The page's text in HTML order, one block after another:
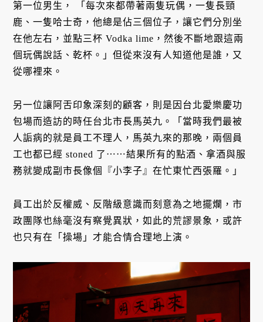
第一位男生， 「每次來都帶著兩隻玩偶，一隻長頸
鹿、一隻哈士奇，他總是佔三個位子，讓它們分別坐
在他左右，並點三杯 Vodka lime，然後不斷地跟這兩
個玩偶說話、乾杯。」但從來沒有人知道他是誰，又
從哪裡來。
另一位讓阿舌印象深刻的顧客，則是因台北愛樂慶功
包場而造訪的時任台北市長馬英九。「當時我們最被
人詬病的就是員工不理人，馬英九來的那晚，兩個員
工也都已經 stoned 了⋯⋯結果所有的點酒、拿酒與服
務就變成副市長像個『小李子』在忙東忙西張羅。」
員工出於反權威、反階級意識而刻意為之地擺爛，市
政團隊也絲毫沒有察覺異狀，如此的荒謬景象，或許
也只有在「操場」才能合情合理地上演。